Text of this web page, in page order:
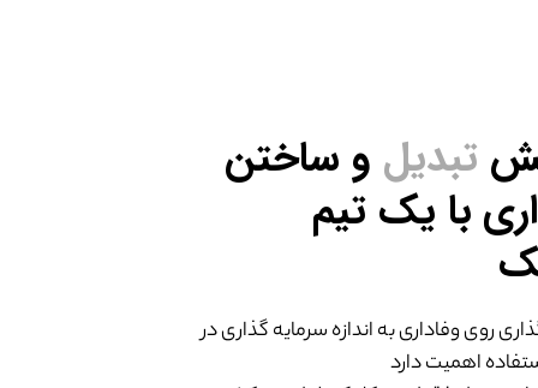
تبدیل و ساختن
با یک تیم
روی وفاداری به اندازه سرمایه گذاری در
اهمیت دارد